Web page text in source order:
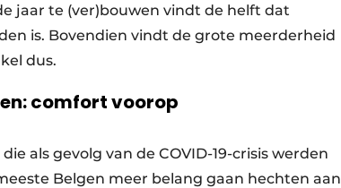
jaar te (ver)bouwen vindt de helft dat
is. Bovendien vindt de grote meerderheid
dus.
comfort voorop
als gevolg van de COVID-19-crisis werden
Belgen meer belang gaan hechten aan